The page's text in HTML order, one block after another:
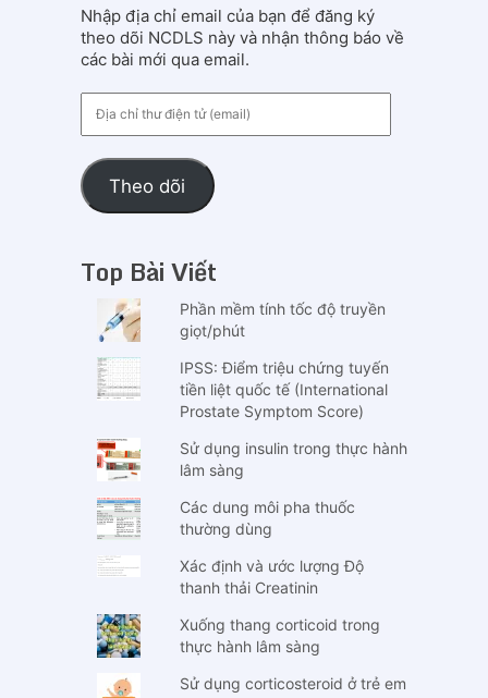
Nhập địa chỉ email của bạn để đăng ký
theo dõi NCDLS này và nhận thông báo về
các bài mới qua email.
chỉ
điện
tử
(email)
Theo dõi
Top Bài Viết
Phần mềm tính tốc độ truyền
giọt/phút
IPSS: Điểm triệu chứng tuyến
tiền liệt quốc tế (International
Prostate Symptom Score)
Sử dụng insulin trong thực hành
lâm sàng
Các dung môi pha thuốc
thường dùng
Xác định và ước lượng Độ
thanh thải Creatinin
Xuống thang corticoid trong
thực hành lâm sàng
Sử dụng corticosteroid ở trẻ em